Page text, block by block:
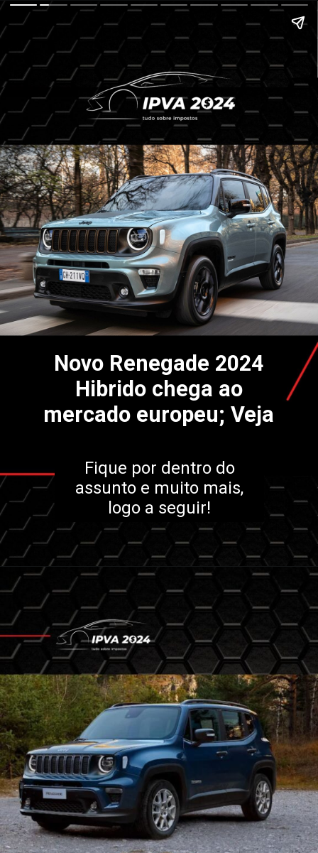
Novo Renegade 2024
Hibrido chega ao
mercado europeu; Veja
Fique por dentro do
assunto e muito mais,
logo a seguir!